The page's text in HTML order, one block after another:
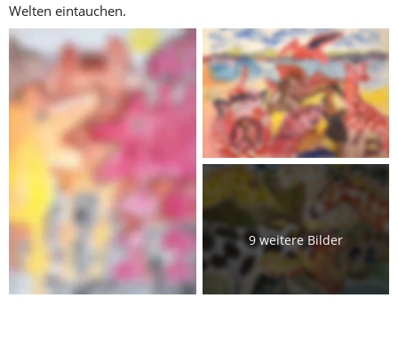
Welten eintauchen.
9 weitere Bilder